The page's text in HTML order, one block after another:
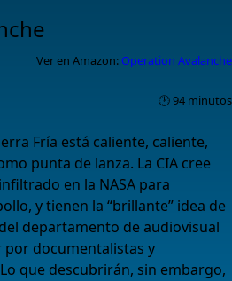
Ver en Amazon:Operation Avalanche
🕑 94 minutos
Fría está caliente, caliente,
punta de lanza. La CIA cree
en la NASA para
y tienen la “brillante” idea de
departamento de audiovisual
por documentalistas y
que descubrirán, sin embargo,